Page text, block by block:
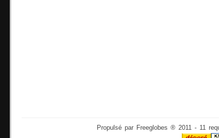
Propulsé par Freeglobes ® 2011 - 11